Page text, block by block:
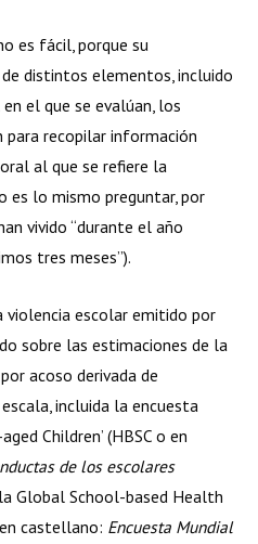
es fácil, porque su
distintos elementos, incluido
el que se evalúan, los
recopilar información
al que se refiere la
es lo mismo preguntar, por
vivido “durante el año
tres meses”).
escolar emitido por
sobre las estimaciones de la
acoso derivada de
incluida la encuesta
Children’ (HBSC o en
de los escolares
Global School-based Health
en castellano: Encuesta Mundial
Next Course→